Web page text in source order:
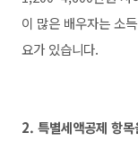
이 많은 배우자는 소
요가 있습니다.
2. 특별세액공제 항